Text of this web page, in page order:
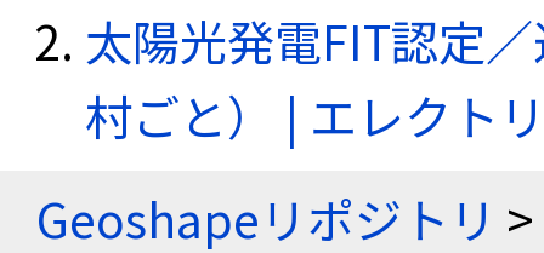
太陽光発電FIT認定
村ごと） | エレクト
Geoshapeリポジトリ >